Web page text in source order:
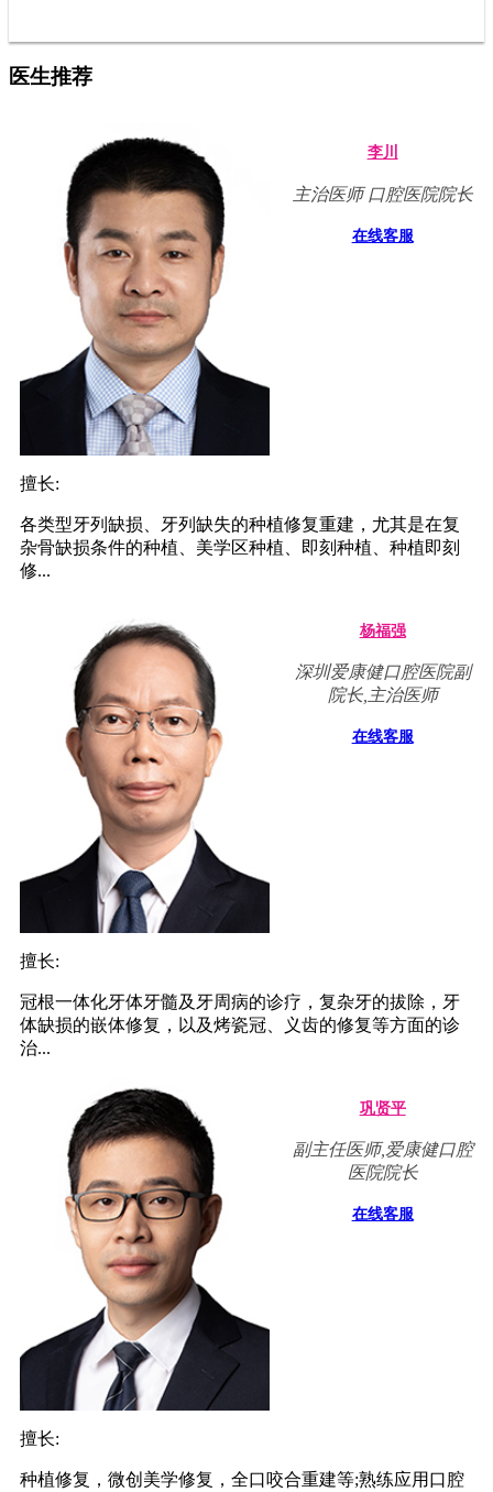
医生推荐
李川
主治医师 口腔医院院长
在线客服
擅长:
各类型牙列缺损、牙列缺失的种植修复重建，尤其是在复
杂骨缺损条件的种植、美学区种植、即刻种植、种植即刻
修...
杨福强
深圳爱康健口腔医院副
院长,主治医师
在线客服
擅长:
冠根一体化牙体牙髓及牙周病的诊疗，复杂牙的拔除，牙
体缺损的嵌体修复，以及烤瓷冠、义齿的修复等方面的诊
治...
巩贤平
副主任医师,爱康健口腔
医院院长
在线客服
擅长:
种植修复，微创美学修复，全口咬合重建等;熟练应用口腔